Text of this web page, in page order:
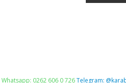
Whatsapp: 0262 606 0 726Telegram: